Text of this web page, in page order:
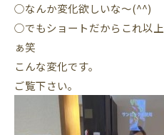
○なんか変化欲しいな～(^^)
○でもショートだからこれ以
ぁ笑
こんな変化です。
ご覧下さい。